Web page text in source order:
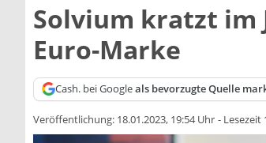
Solvium kratzt im
Euro-Marke
Cash. bei Googleals bevorzugte Quelle
Veröffentlichung: 18.01.2023, 19:54 Uhr - Lesezeit